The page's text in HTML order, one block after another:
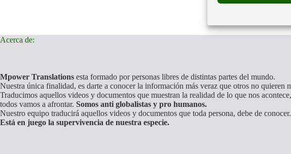
Acerca de:
Mpower Translations esta formado por personas libres de distintas partes del mundo.
Nuestra única finalidad, es darte a conocer la información más veraz que otros no quieren
Traducimos aquellos videos y documentos que muestran la realidad de lo que nos
todos vamos a afrontar. Somos anti globalistas y pro humanos.
Nuestro equipo traducirá aquellos videos y documentos que toda persona, debe de conocer.
Está en juego la supervivencia de nuestra especie.